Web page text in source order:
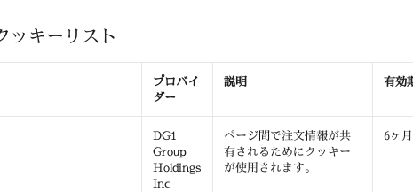
ッキーリスト
プロバイ
ダー
説明 有効
DG1
Group
Holdings
Inc
ページ間で注文情報が共
有されるためにクッキー
が使用されます。
6ヶ月